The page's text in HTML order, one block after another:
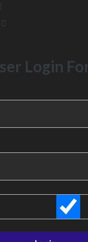
Login